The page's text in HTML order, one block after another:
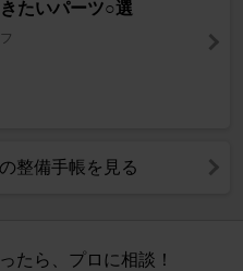
たいパーツ○選
整備手帳を見る
たら、プロに相談！